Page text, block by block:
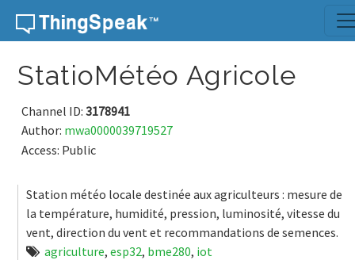
Skip to content
StatioMétéo Agricole
Channel ID: 3178941
Author: mwa0000039719527
Access: Public
Station météo locale destinée aux agriculteurs : mesure de
la température, humidité, pression, luminosité, vitesse du
vent, direction du vent et recommandations de semences.
agriculture, esp32, bme280, iot